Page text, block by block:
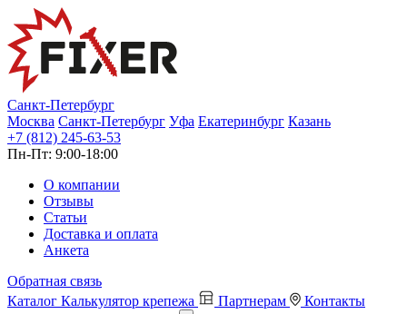
Санкт-Петербург
Москва Санкт-Петербург Уфа Екатеринбург Казань
+7 (812) 245-63-53
Пн-Пт: 9:00-18:00
О компании
Отзывы
Статьи
Доставка и оплата
Анкета
Обратная связь
Каталог Калькулятор крепежа Партнерам Контакты